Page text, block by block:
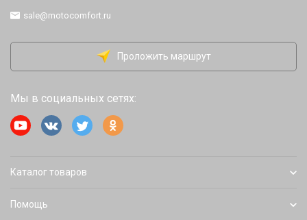
sale@motocomfort.ru
Проложить маршрут
Мы в социальных сетях:
Каталог товаров
Помощь